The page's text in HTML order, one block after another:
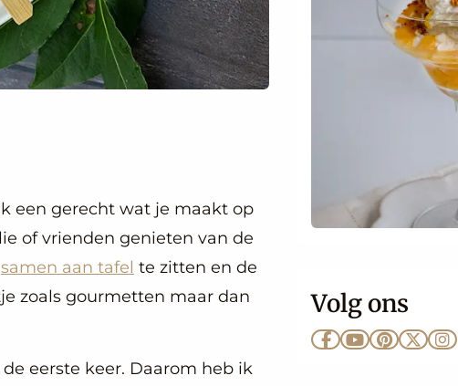
een gerecht wat je maakt op
of vrienden genieten van de
samen aan tafel te zitten en de
zoals gourmetten maar dan
de eerste keer. Daarom heb ik
Volg ons
Ga Ga Ga Ga Ga